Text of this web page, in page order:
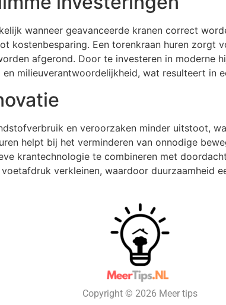
wanneer geavanceerde kranen correct
kostenbesparing. Een torenkraan huren zorgt
afgerond. Door te investeren in moderne
milieuverantwoordelijkheid, wat resulteert in
en veroorzaken minder uitstoot,
helpt bij het verminderen van onnodige
krantechnologie te combineren met
verkleinen, waardoor duurzaamheid
Copyright © 2026 Meer tips